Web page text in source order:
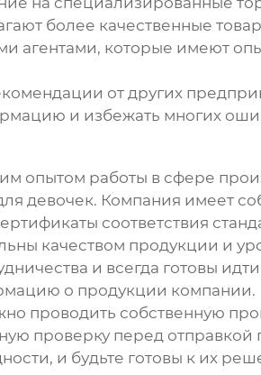
более качественные
агентами, которые имеют
от других
и избежать многих
опытом работы в сфере
девочек. Компания имеет
соответствия
качеством продукции и
и всегда готовы
о продукции компании.
проводить собственную
проверку перед
и будьте готовы к их